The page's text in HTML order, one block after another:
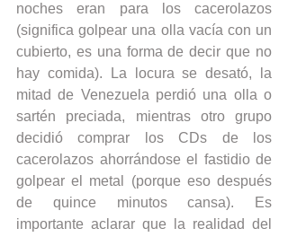
noches eran para los cacerolazos
(significa golpear una olla vacía con un
cubierto, es una forma de decir que no
hay comida). La locura se desató, la
mitad de Venezuela perdió una olla o
sartén preciada, mientras otro grupo
decidió comprar los CDs de los
cacerolazos ahorrándose el fastidio de
golpear el metal (porque eso después
de quince minutos cansa). Es
importante aclarar que la realidad del